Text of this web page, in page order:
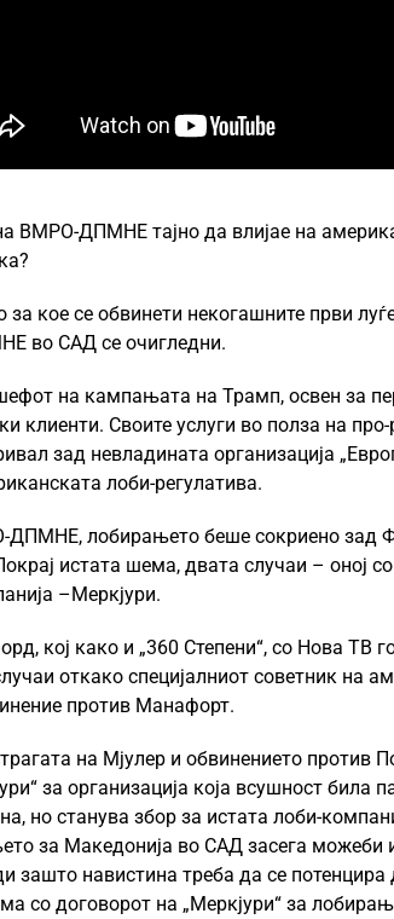
ВМРО-ДПМНЕ тајно да влијае на
за кое се обвинети некогашните први
во САД се очигледни.
на кампањата на Трамп, освен за
клиенти. Своите услуги во полза на
зад невладината организација
лоби-регулатива.
ДПМНЕ, лобирањето беше сокриено зад
истата шема, двата случаи –
–Меркјури.
кој како и „360 Степени“, со Нова ТВ
откако специјалниот советник на
против Манафорт.
на Мјулер и обвинението против
за организација која всушност била
но станува збор за истата лоби-
за Македонија во САД засега можеби
зашто навистина треба да се
со договорот на „Меркјури“ за